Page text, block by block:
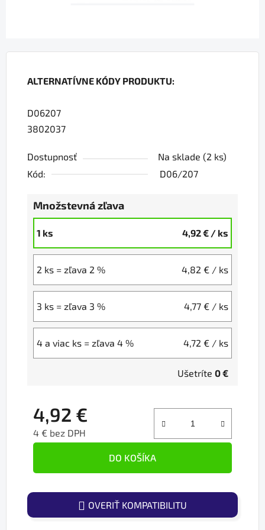
ALTERNATÍVNE KÓDY PRODUKTU:
D06207
3802037
Dostupnosť Na sklade (2 ks)
Kód:
D06/207
Množstevná zľava
1 ks 4,92 € / ks
2 ks = zľava 2 % 4,82 € / ks
3 ks = zľava 3 % 4,77 € / ks
4 a viac ks = zľava 4 % 4,72 € / ks
Ušetríte 0 €
4,92 €
4 € bez DPH
DO KOŠÍKA
OVERIŤ KOMPATIBILITU